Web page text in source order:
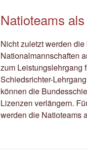
Natioteams
Nicht zuletzt werden
Nationalmannschaften
zum Leistungslehrgang
Schiedsrichter-
können die
Lizenzen verlängern.
werden die Natioteams